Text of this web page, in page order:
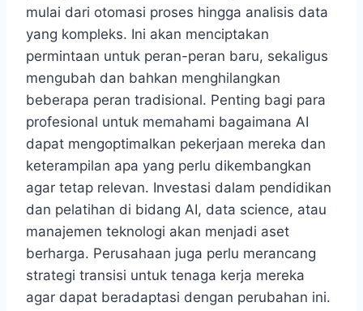
mulai dari otomasi proses hingga analisis data
yang kompleks. Ini akan menciptakan
permintaan untuk peran-peran baru, sekaligus
mengubah dan bahkan menghilangkan
beberapa peran tradisional. Penting bagi para
profesional untuk memahami bagaimana AI
dapat mengoptimalkan pekerjaan mereka dan
keterampilan apa yang perlu dikembangkan
agar tetap relevan. Investasi dalam pendidikan
dan pelatihan di bidang AI, data science, atau
manajemen teknologi akan menjadi aset
berharga. Perusahaan juga perlu merancang
strategi transisi untuk tenaga kerja mereka
agar dapat beradaptasi dengan perubahan ini.